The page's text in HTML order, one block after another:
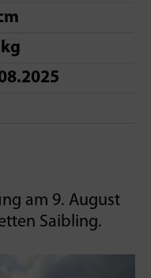
am 9. August
Saibling.